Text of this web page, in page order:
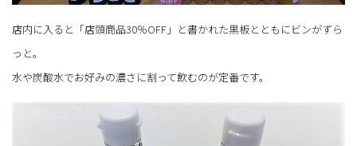
店内に入ると「店頭商品30％OFF」と書かれた黒板とともにビンがずら
っと。
水や炭酸水でお好みの濃さに割って飲むのが定番です。